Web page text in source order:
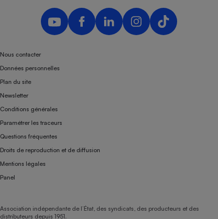
Nous contacter
Données personnelles
Plan du site
Newsletter
Conditions générales
Paramétrer les traceurs
Questions fréquentes
Droits de reproduction et de diffusion
Mentions légales
Panel
Association indépendante de l’État, des syndicats, des producteurs et des
distributeurs depuis 1951.